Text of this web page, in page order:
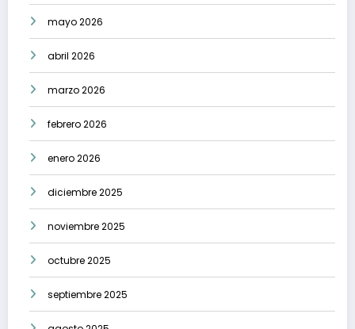
mayo 2026
abril 2026
marzo 2026
febrero 2026
enero 2026
diciembre 2025
noviembre 2025
octubre 2025
septiembre 2025